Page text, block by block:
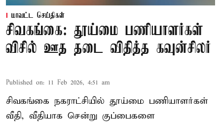
மாவட்ட செய்திகள்
சிவகங்கை: தூய்மை பணியாளர்கள்
விசில் ஊத தடை விதித்த கவுன்சிலர்
Published on: 11 Feb 2026, 4:51 am
சிவகங்கை நகராட்சியில் தூய்மை பணியாளர்கள்
வீதி, வீதியாக சென்று குப்பைகளை